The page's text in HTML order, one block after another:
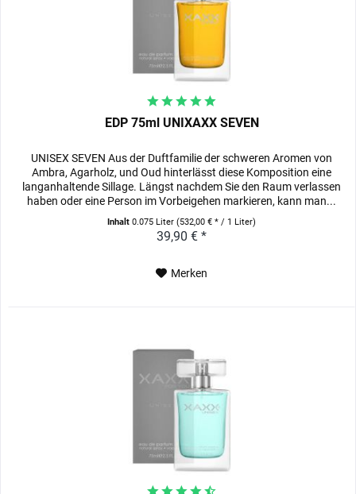
EDP 75ml UNIXAXX SEVEN
UNISEX SEVEN Aus der Duftfamilie der schweren Aromen von
Ambra, Agarholz, und Oud hinterlässt diese Komposition eine
langanhaltende Sillage. Längst nachdem Sie den Raum verlassen
haben oder eine Person im Vorbeigehen markieren, kann man...
Inhalt0.075 Liter(532,00 € * / 1 Liter)
39,90 € *
Merken